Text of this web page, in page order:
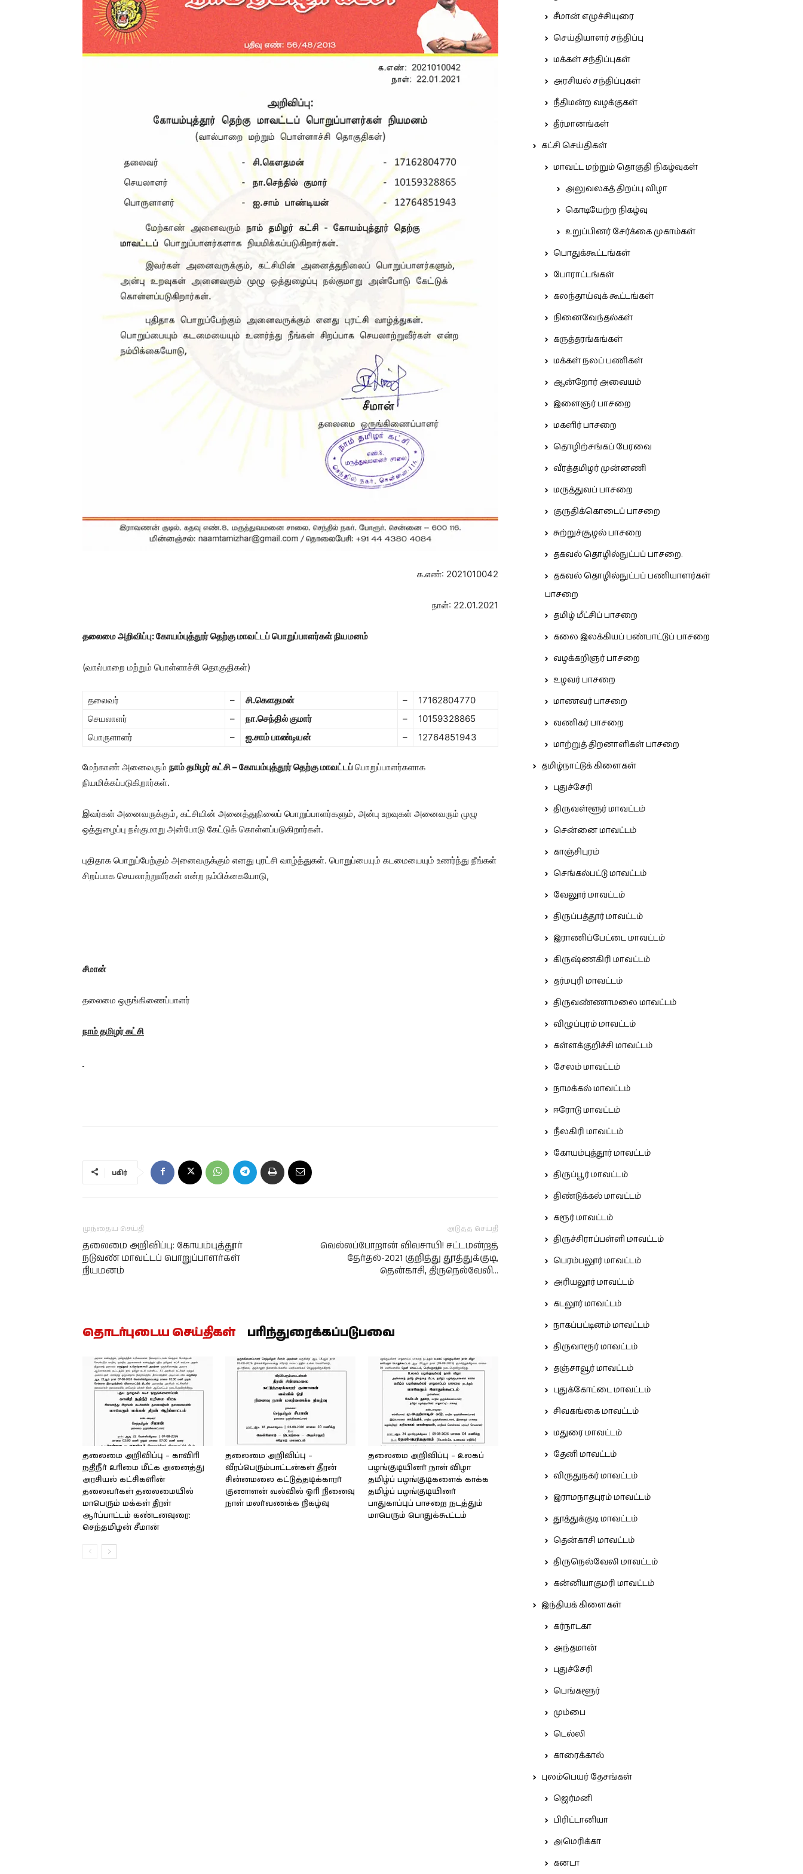
க.எண்: 2021010042
நாள்: 22.01.2021
தலைமை அறிவிப்பு:கோயம்புத்தூர் தெற்கு மாவட்டப் பொறுப்பாளர்கள் நியமனம்
(வால்பாறை மற்றும் பொள்ளாச்சி தொகுதிகள்)
தலைவர் – சி.கெளதமன் –
17162804770
செயலாளர்
– நா.செந்தில் குமார் –
10159328865
பொருளாளர்
– ஐ.சாம் பாண்டியன் – 12764851943
மேற்காண் அனைவரும் நாம் தமிழர் கட்சி – கோயம்புத்தூர் தெற்கு மாவட்டப் பொறுப்பாளர்களாக
நியமிக்கப்படுகிறார்கள்.
இவர்கள் அனைவருக்கும், கட்சியின் அனைத்துநிலைப் பொறுப்பாளர்களும், அன்பு உறவுகள் அனைவரும் முழு
ஒத்துழைப்பு நல்குமாறு அன்போடு கேட்டுக் கொள்ளப்படுகிறார்கள்.
புதிதாக பொறுப்பேற்கும் அனைவருக்கும் எனது புரட்சி வாழ்த்துகள். பொறுப்பையும் கடமையையும் உணர்ந்து நீங்கள்
சிறப்பாக செயலாற்றுவீர்கள் என்ற நம்பிக்கையோடு,
சீமான்
தலைமை ஒருங்கிணைப்பாளர்
நாம் தமிழர் கட்சி
பகிர்
முந்தைய செய்தி
தலைமை அறிவிப்பு: கோயம்புத்தூர்
நடுவண் மாவட்டப் பொறுப்பாளர்கள்
நியமனம்
அடுத்த செய்தி
வெல்லப்போறான் விவசாயி! சட்டமன்றத்
தேர்தல்-2021 குறித்து தூத்துக்குடி,
தென்காசி, திருநெல்வேலி…
தொடர்புடைய செய்திகள் பரிந்துரைக்கப்படுபவை
தலைமை அறிவிப்பு – காவிரி
நதிநீர் உரிமை மீட்க அனைத்து
அரசியல் கட்சிகளின்
தலைவர்கள் தலைமையில்
மாபெரும் மக்கள் திரள்
ஆர்ப்பாட்டம் கண்டனவுரை:
செந்தமிழன் சீமான்
தலைமை அறிவிப்பு –
வீரப்பெரும்பாட்டன்கள் தீரன்
சின்னமலை கட்டுத்தடிக்காரர்
குணாளன் வல்வில் ஓரி நினைவு
நாள் மலர்வணக்க நிகழ்வு
தலைமை அறிவிப்பு – உலகப்
பழங்குடியினர் நாள் விழா
தமிழ்ப் பழங்குடிகளைக் காக்க
தமிழ்ப் பழங்குடியினர்
பாதுகாப்புப் பாசறை நடத்தும்
மாபெரும் பொதுக்கூட்டம்
சீமான் எழுச்சியுரை
செய்தியாளர் சந்திப்பு
மக்கள் சந்திப்புகள்
அரசியல் சந்திப்புகள்
நீதிமன்ற வழக்குகள்
தீர்மானங்கள்
கட்சி செய்திகள்
மாவட்ட மற்றும் தொகுதி நிகழ்வுகள்
அலுவலகத் திறப்பு விழா
கொடியேற்ற நிகழ்வு
உறுப்பினர் சேர்க்கை முகாம்கள்
பொதுக்கூட்டங்கள்
போராட்டங்கள்
கலந்தாய்வுக் கூட்டங்கள்
நினைவேந்தல்கள்
கருத்தரங்கங்கள்
மக்கள் நலப் பணிகள்
ஆன்றோர் அவையம்
இளைஞர் பாசறை
மகளிர் பாசறை
தொழிற்சங்கப் பேரவை
வீரத்தமிழர் முன்னணி
மருத்துவப் பாசறை
குருதிக்கொடைப் பாசறை
சுற்றுச்சூழல் பாசறை
தகவல் தொழில்நுட்பப் பாசறை.
தகவல் தொழில்நுட்பப் பணியாளர்கள்
பாசறை
தமிழ் மீட்சிப் பாசறை
கலை இலக்கியப் பண்பாட்டுப் பாசறை
வழக்கறிஞர் பாசறை
உழவர் பாசறை
மாணவர் பாசறை
வணிகர் பாசறை
மாற்றுத் திறனாளிகள் பாசறை
தமிழ்நாட்டுக் கிளைகள்
புதுச்சேரி
திருவள்ளூர் மாவட்டம்
சென்னை மாவட்டம்
காஞ்சிபுரம்
செங்கல்பட்டு மாவட்டம்
வேலூர் மாவட்டம்
திருப்பத்தூர் மாவட்டம்
இராணிப்பேட்டை மாவட்டம்
கிருஷ்ணகிரி மாவட்டம்
தர்மபுரி மாவட்டம்
திருவண்ணாமலை மாவட்டம்
விழுப்புரம் மாவட்டம்
கள்ளக்குறிச்சி மாவட்டம்
சேலம் மாவட்டம்
நாமக்கல் மாவட்டம்
ஈரோடு மாவட்டம்
நீலகிரி மாவட்டம்
கோயம்புத்தூர் மாவட்டம்
திருப்பூர் மாவட்டம்
திண்டுக்கல் மாவட்டம்
கரூர் மாவட்டம்
திருச்சிராப்பள்ளி மாவட்டம்
பெரம்பலூர் மாவட்டம்
அரியலூர் மாவட்டம்
கடலூர் மாவட்டம்
நாகப்பட்டினம் மாவட்டம்
திருவாரூர் மாவட்டம்
தஞ்சாவூர் மாவட்டம்
புதுக்கோட்டை மாவட்டம்
சிவகங்கை மாவட்டம்
மதுரை மாவட்டம்
தேனி மாவட்டம்
விருதுநகர் மாவட்டம்
இராமநாதபுரம் மாவட்டம்
தூத்துக்குடி மாவட்டம்
தென்காசி மாவட்டம்
திருநெல்வேலி மாவட்டம்
கன்னியாகுமரி மாவட்டம்
இந்தியக் கிளைகள்
கர்நாடகா
அந்தமான்
புதுச்சேரி
பெங்களூர்
மும்பை
டெல்லி
காரைக்கால்
புலம்பெயர் தேசங்கள்
ஜெர்மனி
பிரிட்டானியா
அமெரிக்கா
கனடா